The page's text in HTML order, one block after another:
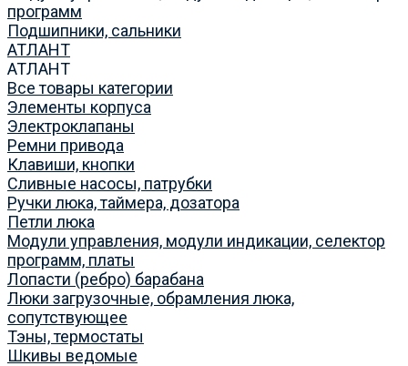
программ
Подшипники, сальники
АТЛАНТ
АТЛАНТ
Все товары категории
Элементы корпуса
Электроклапаны
Ремни привода
Клавиши, кнопки
Сливные насосы, патрубки
Ручки люка, таймера, дозатора
Петли люка
Модули управления, модули индикации, селектор
программ, платы
Лопасти (ребро) барабана
Люки загрузочные, обрамления люка,
сопутствующее
Тэны, термостаты
Шкивы ведомые